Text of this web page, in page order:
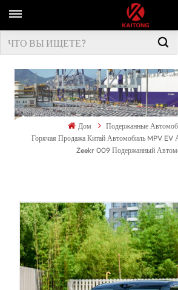
Дом
Подержанные
Горячая Продажа Китай Автомобиль MPV EV
Zeekr 009 Подержанный